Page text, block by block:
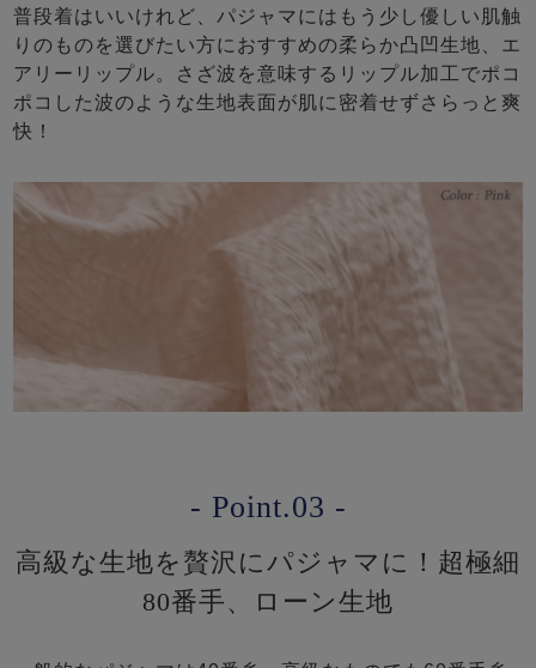
普段着はいいけれど、パジャマにはもう少し優しい肌触
りのものを選びたい方におすすめの柔らか凸凹生地、エ
アリーリップル。さざ波を意味するリップル加工でポコ
ポコした波のような生地表面が肌に密着せずさらっと爽
快！
- Point.03 -
高級な生地を贅沢にパジャマに！超極細
80番手、ローン生地